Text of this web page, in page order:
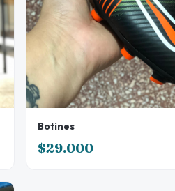
Botines
$29.000